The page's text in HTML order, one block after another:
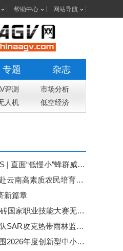
帮助中心 网站导航
专题 杂志
评测
市场分析
人机 低空经济
国产“Lattice OS”——天枢OS | 直面“低慢小”蜂群威胁，以群反群重塑低空防御体系
【精飞要闻】精飞集团受邀赴云南高素质农民培育项目管理人员培训班授课 共探低空经济赋能智慧农业人才培育新路径
新篇章
天翼科技鼎力支持｜2026金砖国家职业技能大赛无人机系统开发与应用赛项线上宣讲会重磅启幕
重大突破！宏图一号四星编队SAR攻克热带雨林监测难题 国产卫星赋能全球森林碳汇核算
喜报｜苏州海鸥飞行汽车入围2026年度创新型中小企业公示名单